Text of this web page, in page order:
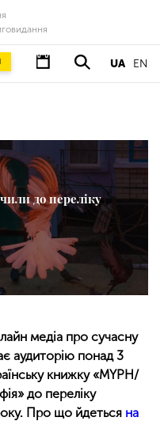
UA EN
до переліку
медіа про сучасну
аудиторію понад 3
книжку «MYPH/
до переліку
Про що йдеться на